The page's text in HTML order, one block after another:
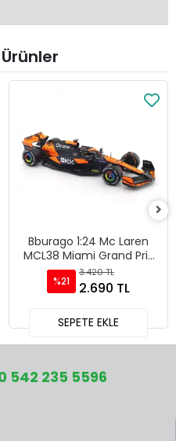
Bburago 1:24 Mc Laren
MCL38 Miami Grand Prix
2024 - 28033
%21
3.420 TL
2.690 TL
SEPETE EKLE
542 235 5596